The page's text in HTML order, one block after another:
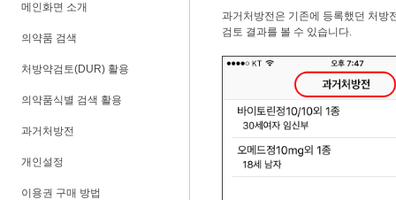
메인화면 소개
의약품 검색
처방약검토(DUR) 활용
의약품식별 검색 활용
과거처방전
개인설정
이용권 구매 방법
과거처방전은 기존에 등록했던 처방
검토 결과를 볼 수 있습니다.